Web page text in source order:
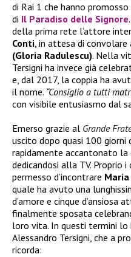
di Rai 1 che hanno
di Il Paradiso delle Signore
della prima rete l’attore
Conti, in attesa di convolare
(Gloria Radulescu). Nella
Tersigni ha invece già
e, dal 2017, la coppia ha
il nome. “Consiglio a tutti
con visibile entusiasmo dal
Emerso grazie al Grande
uscito dopo quasi 100 giorni
rapidamente accantonato
dedicandosi alla TV. Proprio
permesso d’incontrare
quale ha avuto una
d’amore e cinque d’ansiosa
finalmente sposata
loro vita. In questi termini
Alessandro Tersigni, che a
ricorda: